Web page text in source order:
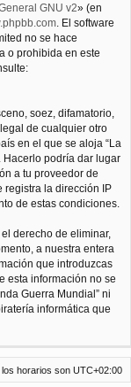
GNU v2» (en
. El software
no se hace
o prohibida en este
soez, difamatorio,
de cualquier otro
en el que se aloja “La
Hacerlo podría dar lugar
a tu proveedor de
registra la dirección IP
de estas condiciones.
derecho de eliminar,
a nuestra entera
que introduzcas
esta información no se
Guerra Mundial” ni
informática que
los horarios son UTC+02:00